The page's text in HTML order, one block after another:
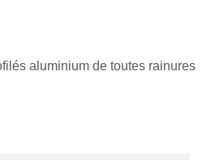
aluminium de toutes rainures